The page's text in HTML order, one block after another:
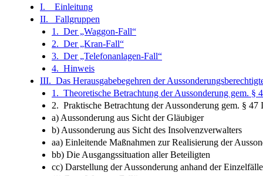
I. Einleitung
II. Fallgruppen
1. Der „Waggon-Fall“
2. Der „Kran-Fall“
3. Der „Telefonanlagen-Fall“
4. Hinweis
III. Das Herausgabebegehren der
1. Theoretische Betrachtung der Aussonderung gem. §
2. Praktische Betrachtung der Aussonderung gem. § 47
a) Aussonderung aus Sicht der Gläubiger
b) Aussonderung aus Sicht des Insolvenzverwalters
aa) Einleitende Maßnahmen zur Realisierung der
bb) Die Ausgangssituation aller Beteiligten
cc) Darstellung der Aussonderung anhand der Einzelfälle